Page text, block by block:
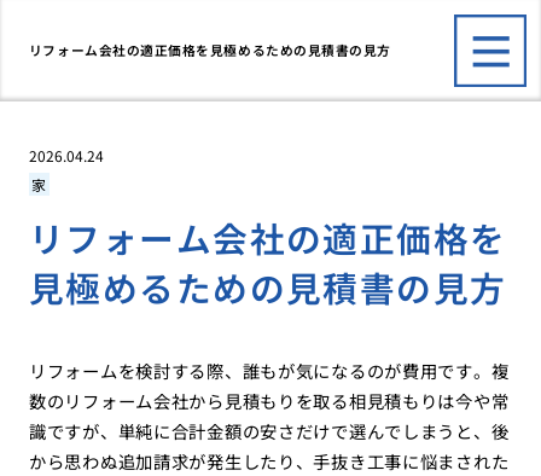
リフォーム会社の適正価格を見極めるための見積書の見方
2026.04.24
家
リフォーム会社の適正価格を
見極めるための見積書の見方
リフォームを検討する際、誰もが気になるのが費用です。複
数のリフォーム会社から見積もりを取る相見積もりは今や常
識ですが、単純に合計金額の安さだけで選んでしまうと、後
から思わぬ追加請求が発生したり、手抜き工事に悩まされた